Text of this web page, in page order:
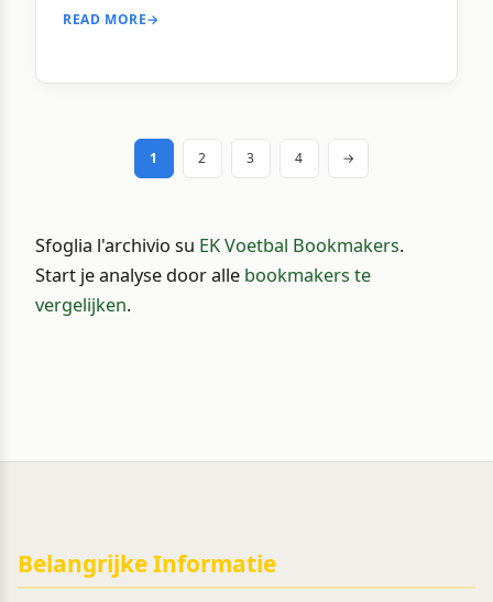
aanbieders die officieel niet op de
overheid keek grotendeels de andere kant op.
afstand, […]
READ MORE→
1 2 3 4 →
Sfoglia l'archivio su EK Voetbal Bookmakers.
Start je analyse door alle bookmakers te
vergelijken.
Belangrijke Informatie